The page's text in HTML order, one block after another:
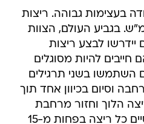
בעצימות גבוהה. ריצות
של מעל 18 קמ"ש. בגביע העולם, הצוות
לבצע ריצות
חייבים להיות מסוגלים
השתמשו בשני תרגילים
וסיום בכיוון אחד תוך
ואז ריצה הלוך וחזור מרחבת
ה-16, כשהמטרה היא לסיים כל ריצה בפחות מ-15